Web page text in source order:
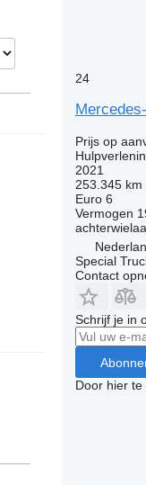
24
Prijs op
2021
253.345 km
Euro 6
Vermogen
Special
Contact
Schrijf je in
Door hier